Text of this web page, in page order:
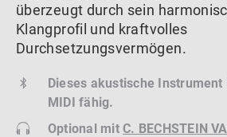
überzeugt durch sein
Klangprofil und kraftvolles
Durchsetzungsvermögen.
Dieses akustische Instrument
MIDI fähig.
Optional mitC. BECHSTEIN